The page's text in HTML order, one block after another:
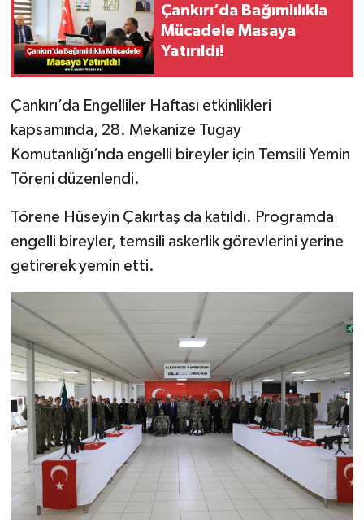
Çankırı’da Bağımlılıkla
Mücadele Masaya
Yatırıldı!
Çankırı’da Engelliler Haftası etkinlikleri
kapsamında, 28. Mekanize Tugay
Komutanlığı’nda engelli bireyler için Temsili Yemin
Töreni düzenlendi.
Törene Hüseyin Çakırtaş da katıldı. Programda
engelli bireyler, temsili askerlik görevlerini yerine
getirerek yemin etti.